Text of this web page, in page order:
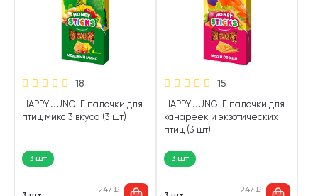
18
HAPPY JUNGLE палочки для
птиц микс 3 вкуса (3 шт)
3 шт
247₽
15
HAPPY JUNGLE палочки для
канареек и экзотических
птиц (3 шт)
3 шт
247₽